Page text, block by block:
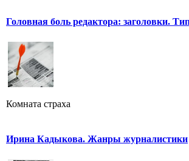
Головная боль редактора: заголовки.
Комната страха
Ирина Кадыкова. Жанры журналистики